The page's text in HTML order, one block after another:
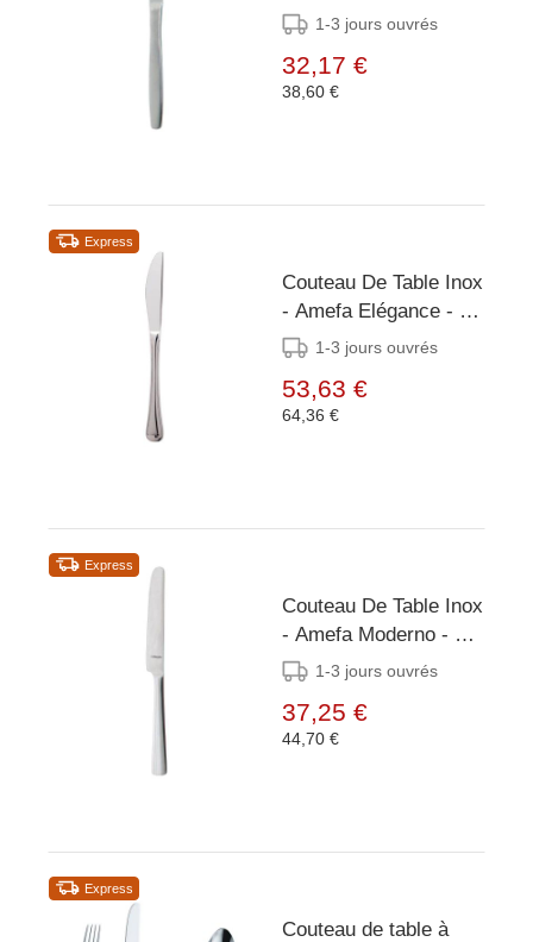
12 Pièces
1-3 jours ouvrés
32,17 €
38,60 €
Express
Couteau De Table Inox
- Amefa Elégance - 12
Pièces1-3 jours ouvrés
53,63 €
64,36 €
Express
Couteau De Table Inox
- Amefa Moderno - 12
Pièces1-3 jours ouvrés
37,25 €
44,70 €
Express
Couteau de table à